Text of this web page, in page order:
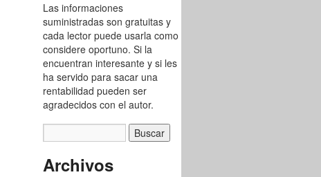
Las informaciones
suministradas son gratuitas y
cada lector puede usarla como
considere oportuno. Si la
encuentran interesante y si les
ha servido para sacar una
rentabilidad pueden ser
agradecidos con el autor.
Archivos